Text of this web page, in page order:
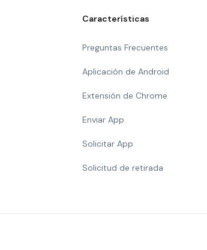
Características
Preguntas Frecuentes
Aplicación de Android
Extensión de Chrome
Enviar App
Solicitar App
Solicitud de retirada